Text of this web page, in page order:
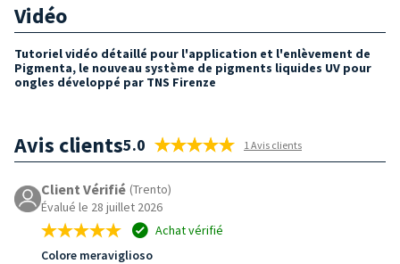
Vidéo
Tutoriel vidéo détaillé pour l'application et l'enlèvement de
Pigmenta, le nouveau système de pigments liquides UV pour
ongles développé par TNS Firenze
Avis clients5.0 1 Avis clients
Client Vérifié (Trento)
Évalué le 28 juillet 2026
Achat vérifié
Colore meraviglioso